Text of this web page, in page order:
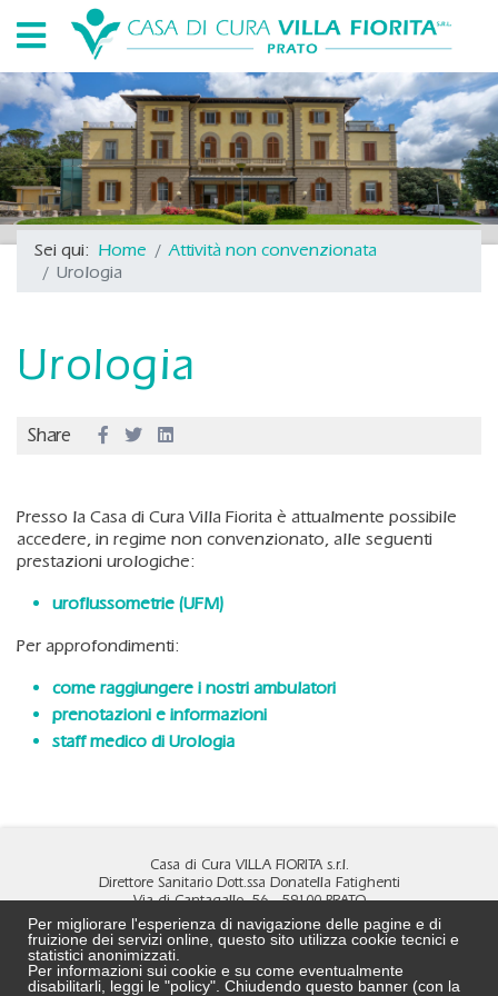
Per migliorare l'esperienza di navigazione delle pagine e di
fruizione dei servizi online, questo sito utilizza cookie tecnici e
statistici anonimizzati.
Per informazioni sui cookie e su come eventualmente
disabilitarli, leggi le "policy". Chiudendo questo banner (con la
Sei qui: Home
Attività non convenzionata
Urologia
Urologia
Share
Presso la Casa di Cura Villa Fiorita è attualmente possibile
accedere, in regime non convenzionato, alle seguenti
prestazioni urologiche:
uroflussometrie (UFM)
Per approfondimenti:
come raggiungere i nostri ambulatori
prenotazioni e informazioni
staff medico di Urologia
Casa di Cura VILLA FIORITA s.r.l.
Direttore Sanitario Dott.ssa Donatella Fatighenti
Via di Cantagallo, 56 - 59100 PRATO
Tel0574 4891 - Fax0574 690472
MAIL: info@villa-fiorita.it
PEC:
cdcvillafiorita@pec.it
DPO:DPO@villa-fiorita.it
REA N. PO 524239 - C.F. e P.Iva 02323750972